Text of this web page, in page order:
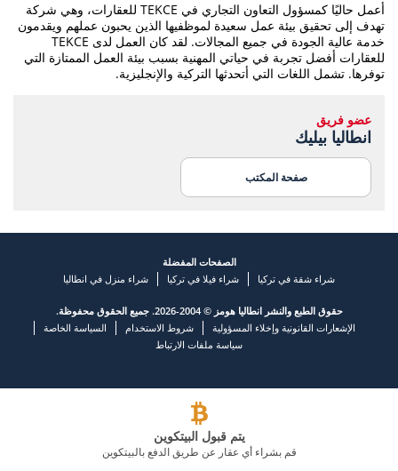
أعمل حاليًا كمسؤول التعاون التجاري في TEKCE للعقارات، وهي شركة
تهدف إلى تحقيق بيئة عمل سعيدة لموظفيها الذين يحبون عملهم ويقدمون
خدمة عالية الجودة في جميع المجالات. لقد كان العمل لدى TEKCE
للعقارات أفضل تجربة في حياتي المهنية بسبب بيئة العمل الممتازة التي
توفرها. تشمل اللغات التي أتحدثها التركية والإنجليزية.
عضو فريق
انطاليا بيليك
صفحة المكتب
الصفحات المفضلة
شراء شقة في تركيا
شراء فيلا في تركيا شراء منزل في انطاليا
حقوق الطبع والنشر انطاليا هومز © 2004-2026. جميع الحقوق محفوظة.
الإشعارات القانونية وإخلاء المسؤولية
شروط الاستخدام
السياسة الخاصة
سياسة ملفات الارتباط
يتم قبول البيتكوين
قم بشراء أي عقار عن طريق الدفع بالبيتكوين